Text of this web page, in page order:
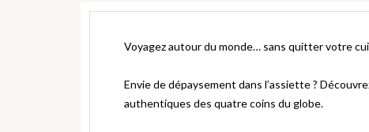
Voyagez autour du monde… sans quitter votre
Envie de dépaysement dans l’assiette ?
authentiques des quatre coins du globe.